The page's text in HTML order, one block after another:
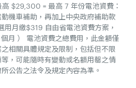
$29,300 = 最高 7 年份電池資費：
機車補助，再加上中央政府補助款
月繳$319 自由省電池資費方案，
月 ） 電池資費之總費用，此金額僅
相關具體規定及限制，包括但不限
，可能隨時有變動或名額用罄之情
公告之法令及規定內容為準。